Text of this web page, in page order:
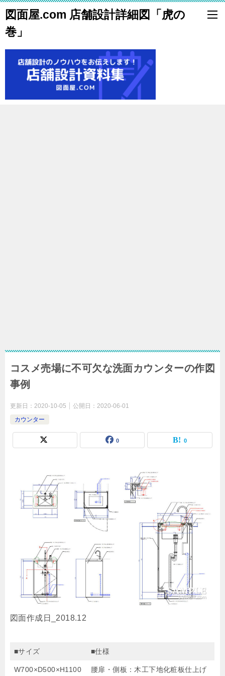
図面屋.com 店舗設計詳細図「虎の
巻」
コスメ売場に不可欠な洗面カウンターの作図
事例
更新日： 2020-10-05 公開日： 2020-06-01
カウンター
0 0
図面作成日_2018.12
■サイズ ■仕様
W700×D500×H1100 腰扉・側板：木工下地化粧板仕上げ